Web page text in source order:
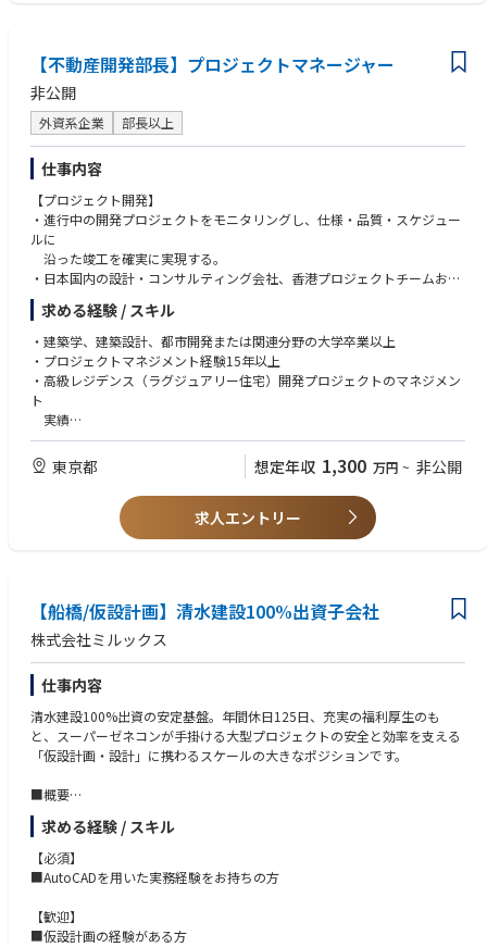
・一人当たり、平均15～20件の物件を担当
・物件における工事の数は時期によって前後します
・5～10名のチーム制を強いており、チーム内で進捗共有や相談などをし
ています。
・残業時間：月平均20時間程度
（リーダーが業務量を見てチーム内外で業務を調整していたり、工期がだ
いたい1ヵ月程度なので、業務調整がしやすく残業が少ないです。）
【働き方 / 風土】
・弊社専用サテライトオフィス（1都3県に11か所）、弊社が運営している
サテライトオフィスサービスのZXY（全国275拠点）や在宅での勤務も組
み合わせながら勤務しています。
・現場に常駐する案件は少なく、要所要所で現場に行っていただきます。
もちろん、現場からの直行直帰も可能です。
【不動産開発部長】プロジェクトマネージャー
非公開
外資系企業 部長以上
仕事内容
【プロジェクト開発】
・進行中の開発プロジェクトをモニタリングし、仕様・品質・スケジュー
ルに
沿った竣工を確実に実現する。
・日本国内の設計・コンサルティング会社、香港プロジェクトチームおよ
び
ニセコ現地チームとの連携窓口として、外部コンサルタントの業務遂行
状況
を管理する。
・新規開発案件の発掘および事業性評価を行い、経営陣および取締役会の
意思決定を支援するための事業計画・投資提案を作成する。
・新規プロジェクトにおける外部専門会社（設計事務所、コンサルタント
の選定および戦略的マネジメントを行う。
・プロジェクトのコンセプト立案を主導し、商品企画・仕様策定および
入札資料の作成を統括する。
【プロジェクトマネジメント】
・建設工事および各種専門サービスに関する入札仕様書の検討・提案を行
う。
・定例プロジェクト会議を主宰し、工程・予算・品質管理が計画どおり遂
行
されるよう管理する。
・プロジェクトディレクターに対し、定期的な進捗報告を行う。
・図面、各種システム、運営マニュアルを含むプロジェクト関連文書を
適切に整備・管理する。
・竣工から運営開始までの移行を統括し、引渡しおよび入居開始が円滑に
進むよう支援する。
・部下の育成・指導・評価を行い、組織力向上を推進する。
求める経験 / スキル
・建築学、建築設計、都市開発または関連分野の大学卒業以上
・プロジェクトマネジメント経験15年以上
・高級レジデンス（ラグジュアリー住宅）開発プロジェクトのマネジメン
ト
実績
・優れたコミュニケーション能力および対人折衝能力を有し、
多様なステークホルダーとの関係構築ができる方
・組織マネジメントおよびリーダーシップの実績を有する方
・日本語ネイティブレベル、英語ビジネスレベル以上
・国内出張が可能な方（特にニセコへの出張あり）
東京都 想定年収 1,300 万円 ~ 非公開
求人エントリー
【船橋/仮設計画】清水建設100%出資子会社
株式会社ミルックス
仕事内容
清水建設100%出資の安定基盤。年間休日125日、充実の福利厚生のも
と、スーパーゼネコンが手掛ける大型プロジェクトの安全と効率を支える
「仮設計画・設計」に携わるスケールの大きなポジションです。
■概要
清水建設が手掛ける大型プロジェクトにおいて、建設現場の安全と効率を
左右する「足場」の仮設計画や作図、構造計算を担当します。AutoCADを
使用し、現場を根底から支える重要なポジションです。
スーパーゼネコン・清水建設の大型プロジェクトを中心に、建設現場に不
可欠な「足場」の仮設計画図の作成（労働基準監督署への届出用）や強度
求める経験 / スキル
【必須】
■AutoCADを用いた実務経験をお持ちの方
【歓迎】
■仮設計画の経験がある方